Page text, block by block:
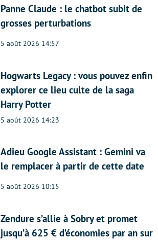
Panne Claude : le chatbot subit de
grosses perturbations
5 août 2026 14:57
Hogwarts Legacy : vous pouvez enfin
explorer ce lieu culte de la saga
Harry Potter
5 août 2026 14:23
Adieu Google Assistant : Gemini va
le remplacer à partir de cette date
5 août 2026 10:15
Zendure s’allie à Sobry et promet
jusqu’à 625 € d’économies par an sur